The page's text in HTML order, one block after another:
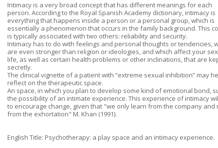
Intimacy is a very broad concept that has different meanings for each
person. According to the Royal Spanish Academy dictionary, intimacy is
everything that happens inside a person or a personal group, which is
essentially a phenomenon that occurs in the family background. This
is typically associated with two others: reliability and security.
Intimacy has to do with feelings and personal thoughts or tendencies,
are even stronger than religion or ideologies, and which affect your
life, as well as certain health problems or other inclinations, that are
secretly.
The clinical vignette of a patient with “extreme sexual inhibition” may
reflect on the therapeutic space.
An space, in which you plan to develop some kind of emotional bond,
the possibility of an intimate experience. This experience of intimacy
to encourage change, given that "we only learn from the company and
from the exhortation" M. Khan (1991).
English Title: Psychotherapy: a play space and an intimacy experience.